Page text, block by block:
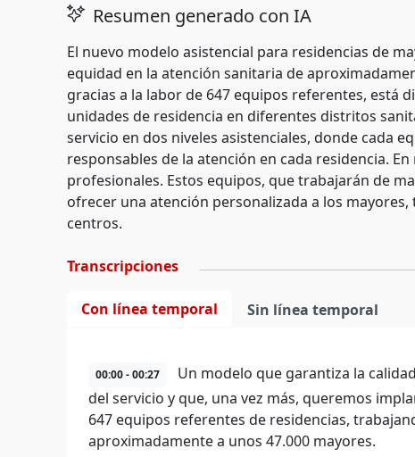
Resumen generado con IA
El nuevo modelo asistencial para residencias de
equidad en la atención sanitaria de
gracias a la labor de 647 equipos referentes, está
unidades de residencia en diferentes distritos
servicio en dos niveles asistenciales, donde cada
responsables de la atención en cada residencia.
profesionales. Estos equipos, que trabajarán de
ofrecer una atención personalizada a los
centros.
Transcripciones
Con línea temporal Sin línea temporal
00:00 - 00:27
Un modelo que garantiza la
del servicio y que, una vez más, queremos
647 equipos referentes de residencias,
aproximadamente a unos 47.000 mayores.